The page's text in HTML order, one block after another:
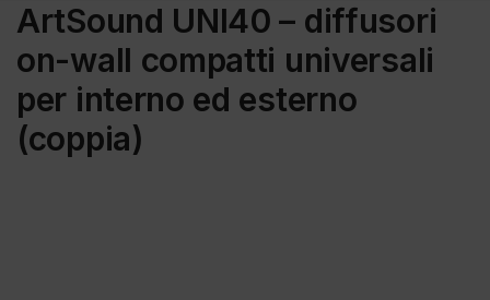
ArtSound UNI40 – diffusori
on-wall compatti universali
per interno ed esterno
(coppia)